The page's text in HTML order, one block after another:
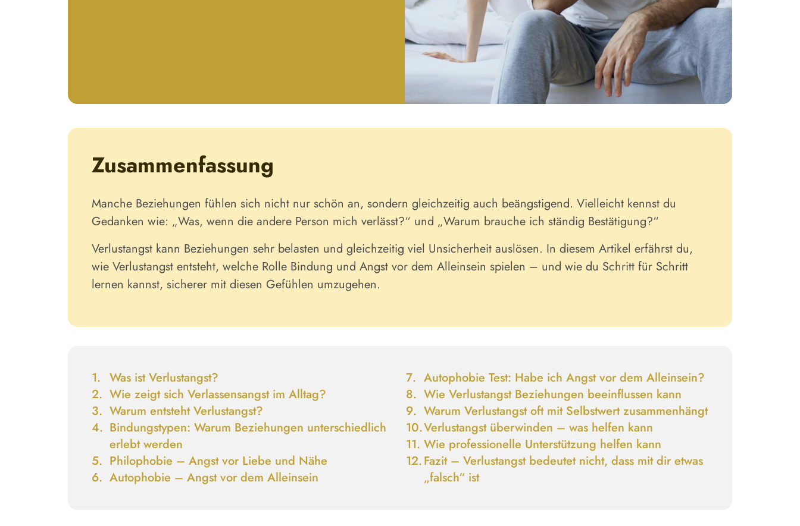
Zusammenfassung
Manche Beziehungen fühlen sich nicht nur schön an, sondern gleichzeitig auch beängstigend. Vielleicht kennst du
Gedanken wie: „Was, wenn die andere Person mich verlässt?“ und „Warum brauche ich ständig Bestätigung?“
Verlustangst kann Beziehungen sehr belasten und gleichzeitig viel Unsicherheit auslösen. In diesem Artikel erfährst du,
wie Verlustangst entsteht, welche Rolle Bindung und Angst vor dem Alleinsein spielen – und wie du Schritt für Schritt
lernen kannst, sicherer mit diesen Gefühlen umzugehen.
Was istVerlustangst?
Wie zeigt sich Verlassensangst im Alltag?
Warum entstehtVerlustangst?
Bindungstypen: Warum Beziehungen unterschiedlich
erlebt werden
Philophobie – Angst vor Liebe und Nähe
Autophobie – Angst vor dem Alleinsein
Autophobie Test: Habe ich Angst vor dem Alleinsein?
Wie Verlustangst Beziehungen beeinflussen kann
Warum Verlustangstoft mit Selbstwert zusammenhängt
Verlustangst überwinden – was helfen kann
Wie professionelle Unterstützung helfen kann
Fazit – Verlustangst bedeutet nicht, dass mit dir etwas
„falsch“ ist